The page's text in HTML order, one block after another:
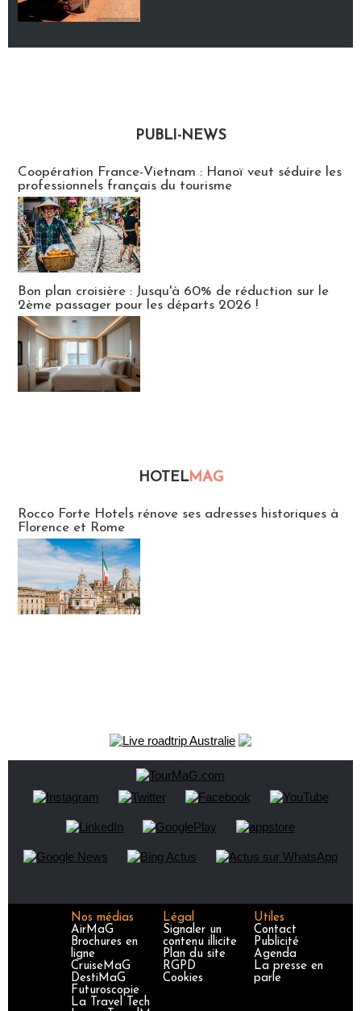
PUBLI-NEWS
Coopération France-Vietnam : Hanoï veut séduire les
professionnels français du tourisme
Bon plan croisière : Jusqu'à 60% de réduction sur le
2ème passager pour les départs 2026 !
HOTELMAG
Rocco Forte Hotels rénove ses adresses historiques à
Florence et Rome
Nos médias
AirMaG
Brochures en
ligne
CruiseMaG
DestiMaG
Futuroscopie
La Travel Tech
Légal
Signaler un
contenu illicite
Plan du site
RGPD
Cookies
Utiles
Contact
Publicité
Agenda
La presse en
parle